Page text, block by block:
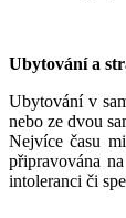
Ubytování a
Ubytování v
nebo ze dvou
Nejvíce času
připravována
intoleranci či